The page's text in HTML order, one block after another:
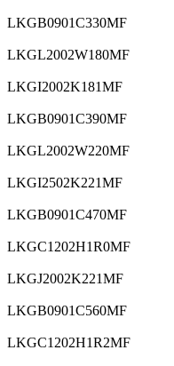
LKGB0901C330MF
LKGL2002W180MF
LKGI2002K181MF
LKGB0901C390MF
LKGL2002W220MF
LKGI2502K221MF
LKGB0901C470MF
LKGC1202H1R0MF
LKGJ2002K221MF
LKGB0901C560MF
LKGC1202H1R2MF